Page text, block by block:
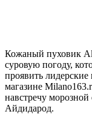
Кожаный пуховик
суровую погоду,
проявить лидерские
магазине
навстречу
Айдидарод.